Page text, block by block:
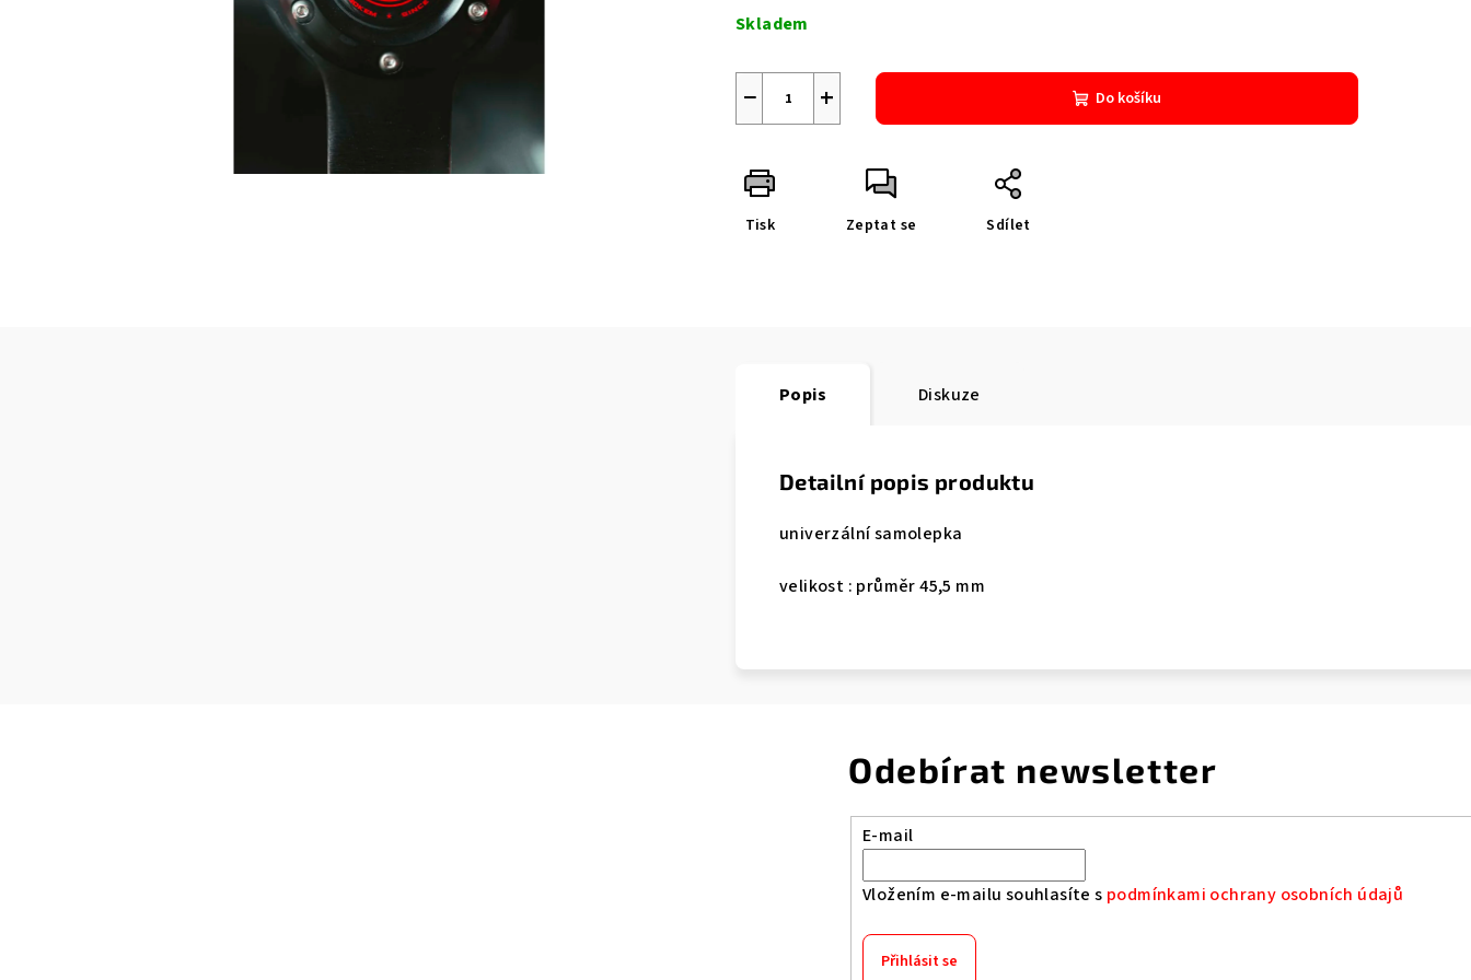
cena:
Skladem
+
− Do košíku
Tisk Zeptat se Sdílet
Popis Diskuze
Detailní popis produktu
univerzální samolepka
velikost : průměr 45,5 mm
Odebírat newsletter
E-mail
Vložením e-mailu souhlasíte s podmínkami ochrany osobních údajů
Přihlásit se